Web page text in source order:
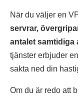
När du väljer en
servrar,
antalet samtidiga
tjänster erbjuder
sakta ned din
Om du är redo att